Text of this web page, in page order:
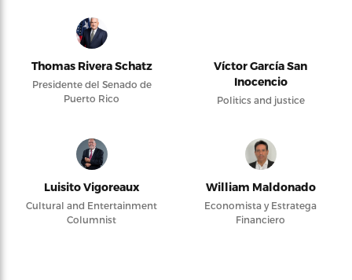
Thomas Rivera Schatz
Presidente del Senado de
Puerto Rico
Víctor García San
Inocencio
Politics and justice
Luisito Vigoreaux
Cultural and Entertainment
Columnist
William Maldonado
Economista y Estratega
Financiero